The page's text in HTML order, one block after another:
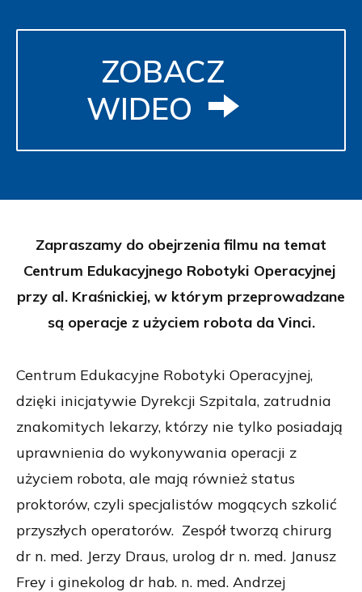
ZOBACZ
WIDEO
Zapraszamy do obejrzenia filmu na temat
Centrum Edukacyjnego Robotyki Operacyjnej
przy al. Kraśnickiej, w którym przeprowadzane
są operacje z użyciem robota da Vinci.
Centrum Edukacyjne Robotyki Operacyjnej,
dzięki inicjatywie Dyrekcji Szpitala, zatrudnia
znakomitych lekarzy, którzy nie tylko posiadają
uprawnienia do wykonywania operacji z
użyciem robota, ale mają również status
proktorów, czyli specjalistów mogących szkolić
przyszłych operatorów. Zespół tworzą chirurg
dr n. med. Jerzy Draus, urolog dr n. med. Janusz
Frey i ginekolog dr hab. n. med. Andrzej